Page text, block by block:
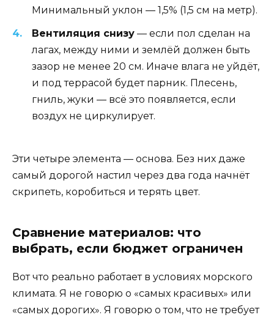
Минимальный уклон — 1,5% (1,5 см на метр).
Вентиляция снизу — если пол сделан на
лагах, между ними и землёй должен быть
зазор не менее 20 см. Иначе влага не уйдёт,
и под террасой будет парник. Плесень,
гниль, жуки — всё это появляется, если
воздух не циркулирует.
Эти четыре элемента — основа. Без них даже
самый дорогой настил через два года начнёт
скрипеть, коробиться и терять цвет.
Сравнение материалов: что
выбрать, если бюджет ограничен
Вот что реально работает в условиях морского
климата. Я не говорю о «самых красивых» или
«самых дорогих». Я говорю о том, что не требует